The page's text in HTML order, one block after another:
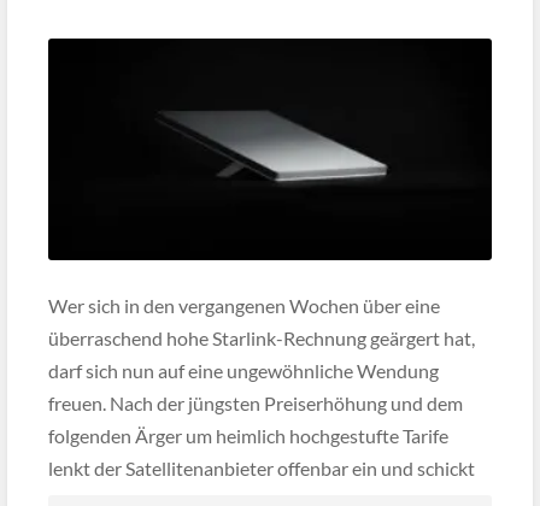
Wer sich in den vergangenen Wochen über eine
überraschend hohe Starlink-Rechnung geärgert hat,
darf sich nun auf eine ungewöhnliche Wendung
freuen. Nach der jüngsten Preiserhöhung und dem
folgenden Ärger um heimlich hochgestufte Tarife
lenkt der Satellitenanbieter offenbar ein und schickt